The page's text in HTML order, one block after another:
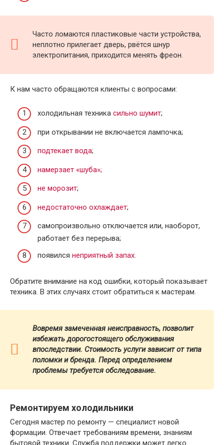
Часто ломаются пластиковые части устройства,
неплотно прилегает дверь, рвётся шнур
электропитания, приходится менять фреон.
К нам часто обращаются клиенты с вопросами:
холодильная техника сильно шумит;
при открывании не включается лампочка;
подтекает вода;
намерзает «шуба»;
не морозит;
недостаточно охлаждает;
самопроизвольно отключается или, наоборот,
работает без перерыва;
появился неприятный запах.
Обратите внимание на код ошибки, который показывает
техника. В этих случаях стоит обратиться к мастерам.
Вовремя замеченная неисправность, позволит
избежать дорогостоящего обслуживания
впоследствии. Стоимость услуги зависит от типа
поломки и бренда. Перед определением
проблемы требуется обследование.
Ремонтируем холодильники
Сегодня мастер по ремонту — специалист новой
формации. Отвечает требованиям времени, знаниям
бытовой техники. Служба поддержки может легко